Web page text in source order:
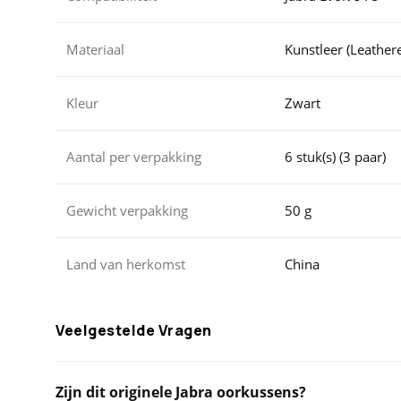
Materiaal Kunstleer
Kleur Zwart
Aantal per verpakking 6 stuk(s) (3 paar)
Gewicht verpakking 50 g
Land van herkomst China
Veelgestelde Vragen
Zijn dit originele Jabra oorkussens?